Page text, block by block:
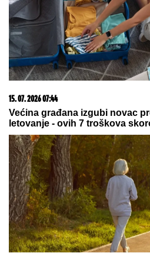
15. 07. 2026 07:44
Većina građana izgubi novac
letovanje - ovih 7 troškova